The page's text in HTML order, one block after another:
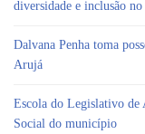
diversidade e inclusão
Dalvana Penha toma
Arujá
Escola do Legislativo de
Social do município